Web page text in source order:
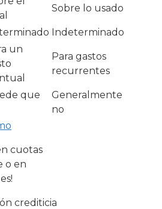
Sobre lo usado
Indeterminado
un
Para gastos
recurrentes
que
Generalmente
no
cuotas
o en
crediticia